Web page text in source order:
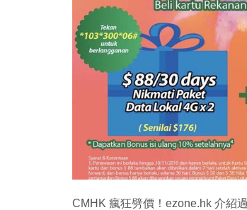
CMHK 瘋狂劈價！ezone.hk 介紹